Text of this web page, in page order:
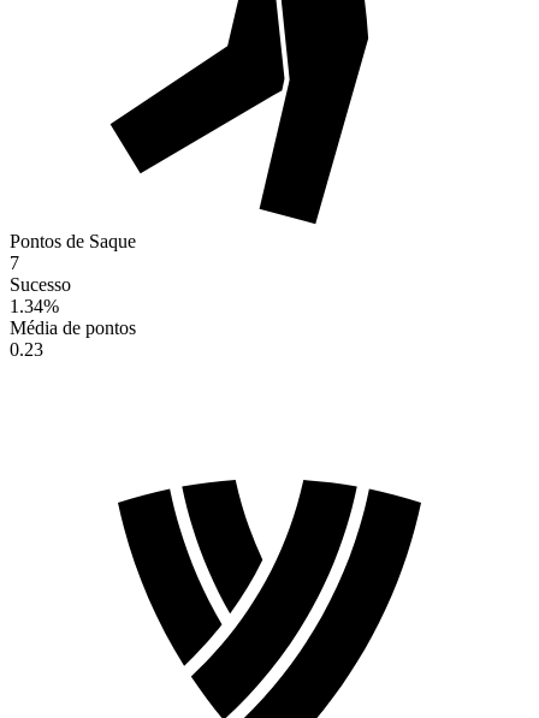
Pontos de Saque
7
Sucesso
1.34%
Média de pontos
0.23